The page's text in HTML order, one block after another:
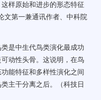
样原始和进步的形态特征
文第一兼通讯作者、中科院
是中生代鸟类演化最成功
动性头骨。这说明，在鸟
能特征和多样性演化之间
主干分离之后。（科技日